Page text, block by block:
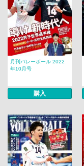
月刊バレーボール 2022
年10月号
購入